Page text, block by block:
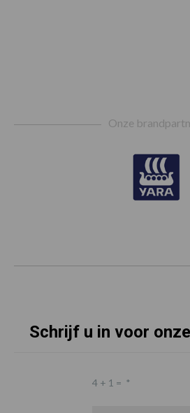
Onze
Schrijf u in voor
4 + 1 = *